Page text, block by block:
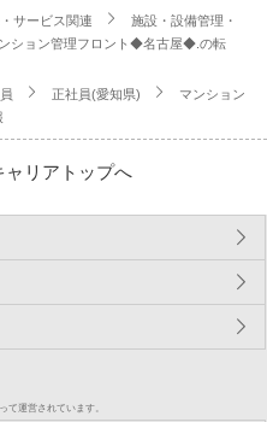
サービス関連
施設・設備管理・
ション管理フロント◆名古屋◆.の転
正社員(愛知県)
マンション
ャリアトップへ
て運営されています。